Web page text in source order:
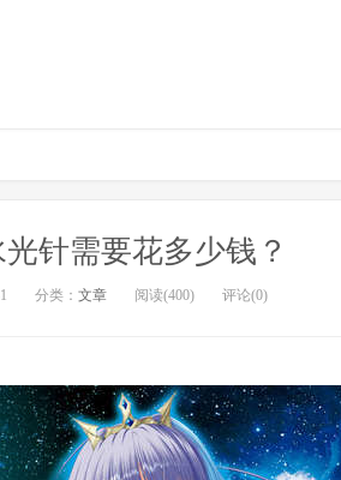
针需要花多少钱？
分类： 文章 阅读(400) 评论(0)